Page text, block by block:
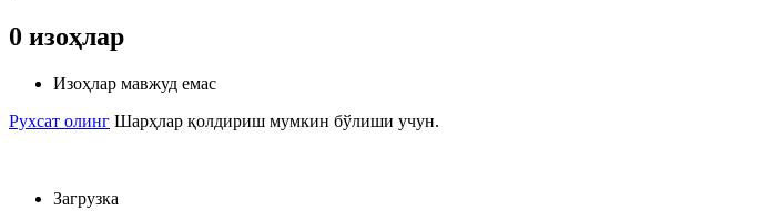
0 изоҳлар
Изоҳлар мавжуд емас
Рухсат олинг Шарҳлар қолдириш мумкин бўлиши учун.
Загрузка